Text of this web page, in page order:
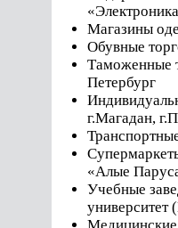
Магазины
Обувные
Таможенные
Петербург
г.Магадан,
«Алые
Учебные